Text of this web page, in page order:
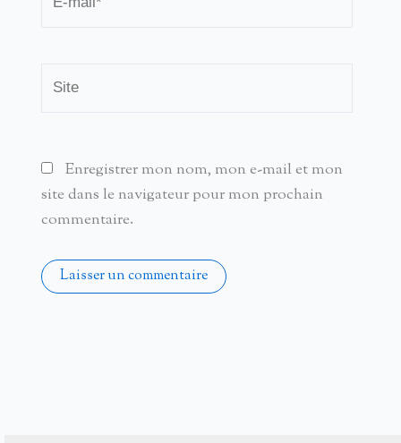
Enregistrer mon nom, mon e-mail et mon
site dans le navigateur pour mon prochain
commentaire.